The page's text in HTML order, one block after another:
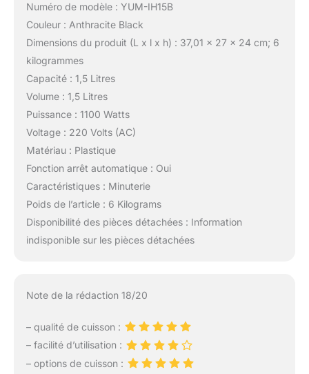
Numéro de modèle : YUM-IH15B
Couleur : Anthracite Black
Dimensions du produit (L x l x h) : 37,01 x 27 x 24 cm; 6
kilogrammes
Capacité : 1,5 Litres
Volume : 1,5 Litres
Puissance : 1100 Watts
Voltage : 220 Volts (AC)
Matériau : Plastique
Fonction arrêt automatique : Oui
Caractéristiques : Minuterie
Poids de l’article : 6 Kilograms
Disponibilité des pièces détachées : Information
indisponible sur les pièces détachées
Note de la rédaction 18/20
– qualité de cuisson :
– facilité d’utilisation :
– options de cuisson :